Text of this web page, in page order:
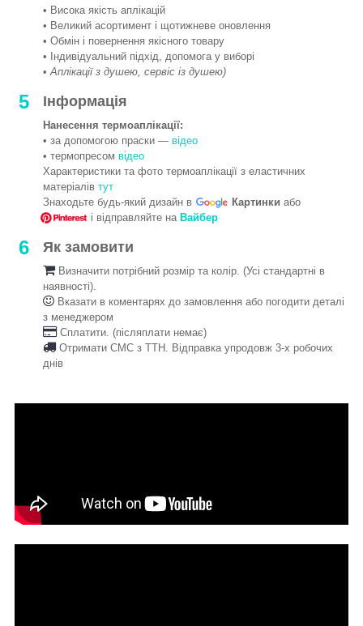
• Висока якість аплікацій
• Великий асортимент і щотижневе оновлення
• Обмін і повернення якісного товару
• Індивідуальний підхід, допомога у виборі
•Аплікації з душею, сервіс із душею)
5 Інформація
Нанесення термоаплікації:
• за допомогою праски — відео
• термопресом відео
Характеристики та фото термоаплікації з еластичних
матеріалів тут
Знаходьте будь-який дизайн в
Картинки або
і відправляйте на Вайбер
6 Як замовити
Визначити потрібний розмір та колір. (Усі стандартні в
наявності).
Вказати в коментарях до замовлення або погодити деталі
з менеджером
Сплатити. (післяплати немає)
Отримати СМС з ТТН. Відправка упродовж 3-х робочих
днів